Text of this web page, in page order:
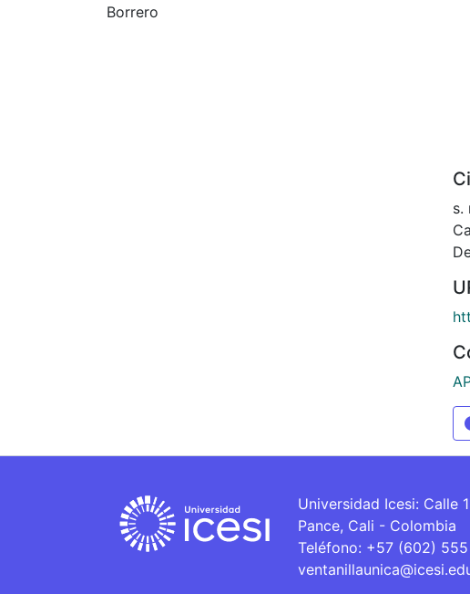
Borrero
s.
Universidad Icesi: Calle
Pance, Cali - Colombia
Teléfono: +57 (602)